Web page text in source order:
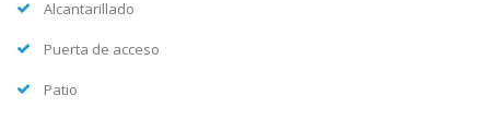
Alcantarillado
Puerta de acceso
Patio